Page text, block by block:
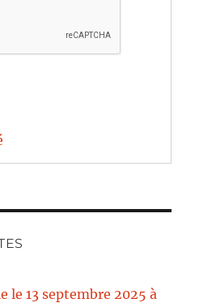
le 13 septembre 2025 à